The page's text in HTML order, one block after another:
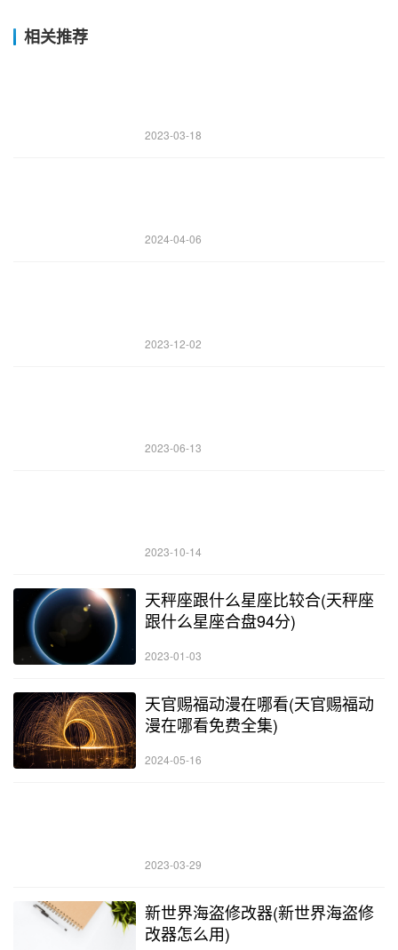
相关推荐
2023-03-18
2024-04-06
2023-12-02
2023-06-13
2023-10-14
天秤座跟什么星座比较合(天秤座
跟什么星座合盘94分)
2023-01-03
天官赐福动漫在哪看(天官赐福动
漫在哪看免费全集)
2024-05-16
2023-03-29
新世界海盗修改器(新世界海盗修
改器怎么用)